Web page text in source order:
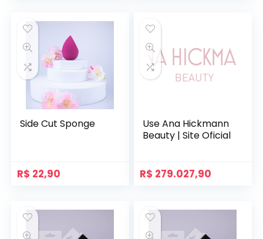
Side Cut Sponge
R$ 22,90
Use Ana Hickmann
Beauty | Site Oficial
R$ 279.027,90